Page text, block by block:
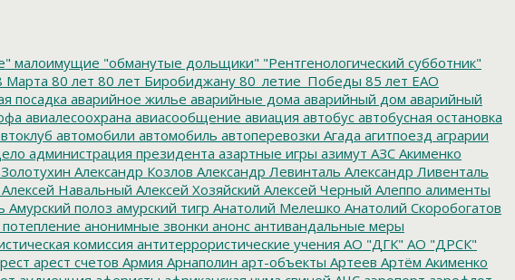
малоимущие "обманутые дольщики" "Рентгенологический субботник"
Марта 80 лет 80 лет Биробиджану 80_летие_Победы 85 лет ЕАО
посадка аварийное жилье аварийные дома аварийный дом аварийный
авиалесоохрана авиасообщение авиация автобус автобусная остановка
автомобили автомобиль автоперевозки Агада агитпоезд аграрии
администрация президента азартные игры азимут АЗС Акименко
Александр Козлов Александр Левинталь Александр Ливенталь
Алексей Навальный Алексей Хозяйский Алексей Черный Алеппо алименты
Амурский полоз амурский тигр Анатолий Мелешко Анатолий Скоробогатов
анонимные звонки анонс антивандальные меры
комиссия антитеррористические учения АО "ДГК" АО "ДРСК"
арест счетов Армия Арнаполин арт-объекты Артеев Артём Акименко